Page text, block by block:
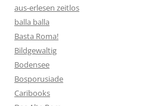
aus-erlesen zeitlos
balla balla
Basta Roma!
Bildgewaltig
Bodensee
Bosporusiade
Caribooks